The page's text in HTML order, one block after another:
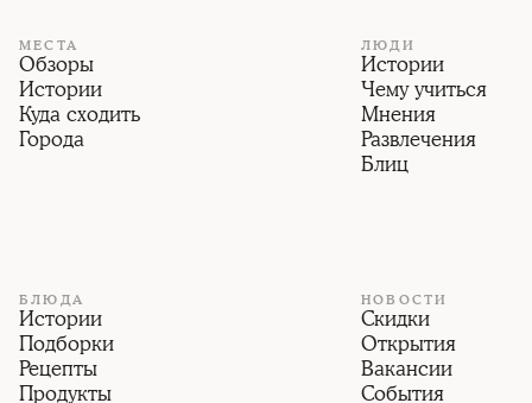
МЕСТА
Обзоры
Истории
Куда сходить
Города
ЛЮДИ
Истории
Чему учиться
Мнения
Развлечения
Блиц
БЛЮДА
Истории
Подборки
Рецепты
Продукты
НОВОСТИ
Скидки
Открытия
Вакансии
События